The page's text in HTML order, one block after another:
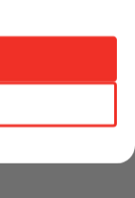
SCÈNE" -